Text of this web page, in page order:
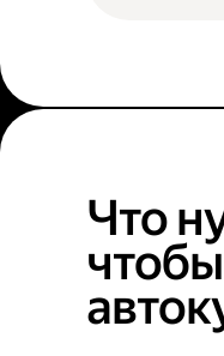
Что